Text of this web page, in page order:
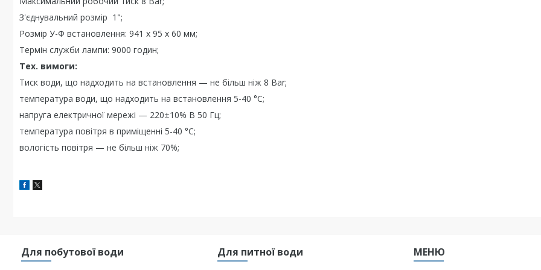
З'єднувальний розмір 1";
Розмір У-Ф встановлення: 941 х 95 х 60 мм;
Термін служби лампи: 9000 годин;
Тех. вимоги:
Тиск води, що надходить на встановлення — не більш ніж 8 Bar;
температура води, що надходить на встановлення 5-40 °C;
напруга електричної мережі — 220±10% В 50 Гц;
температура повітря в приміщенні 5-40 °C;
вологість повітря — не більш ніж 70%;
Для побутової води Для питної води МЕНЮ